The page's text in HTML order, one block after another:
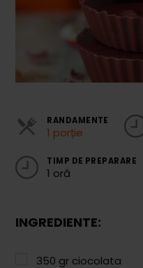
Plăcinte, Tarte și Rulade
Prăjituri
Torturi
Conserve
Dulceață / Gem
Sirop / Compot
Sosuri și Condimente
Pâine
RANDAMENTE
1 porție
TIMP DE PREPARARE
1 oră
INGREDIENTE:
350 gr ciocolata